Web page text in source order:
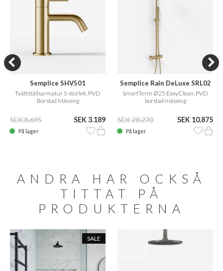
Semplice SHV501
Tvättställsarmatur S-storlek, PVD
Borstad Mässing
SEK 8.695 SEK 3.189
På lager
Semplice Rain DeLuxe SRL02
SmartTerm Ø25 EasyClean, PVD
borstad mässing
SEK 28.270 SEK 10.875
På lager
ANDRA HAR OCKSÅ
TITTAT PÅ
PRODUKTERNA
SALE